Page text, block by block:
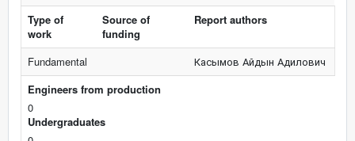
Type of
work
Source of
funding
Report authors
Fundamental
Касымов Айдын Адилович
Engineers from production
0
Undergraduates